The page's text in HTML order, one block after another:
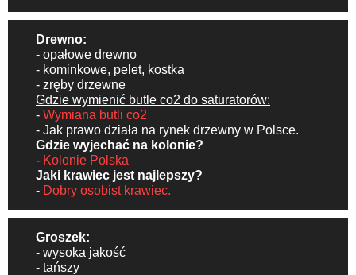
Drewno:
- opałowe drewno
- kominkowe, pelet, kostka
- zręby drzewne
Gdzie wymienić butle co2 do saturatorów:
- Wymiana butli co2
- Jak prawo działa na rynek drzewny w Polsce.
Gdzie wyjechać na kolonie?
- Kolonie Polska
Jaki krawiec jest najlepszy?
- Dobry osobist krawiec.
Groszek:
- wysoka jakość
- tańszy